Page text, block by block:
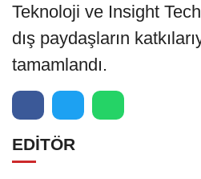
Teknoloji ve Insight
dış paydaşların
tamamlandı.
EDİTÖR